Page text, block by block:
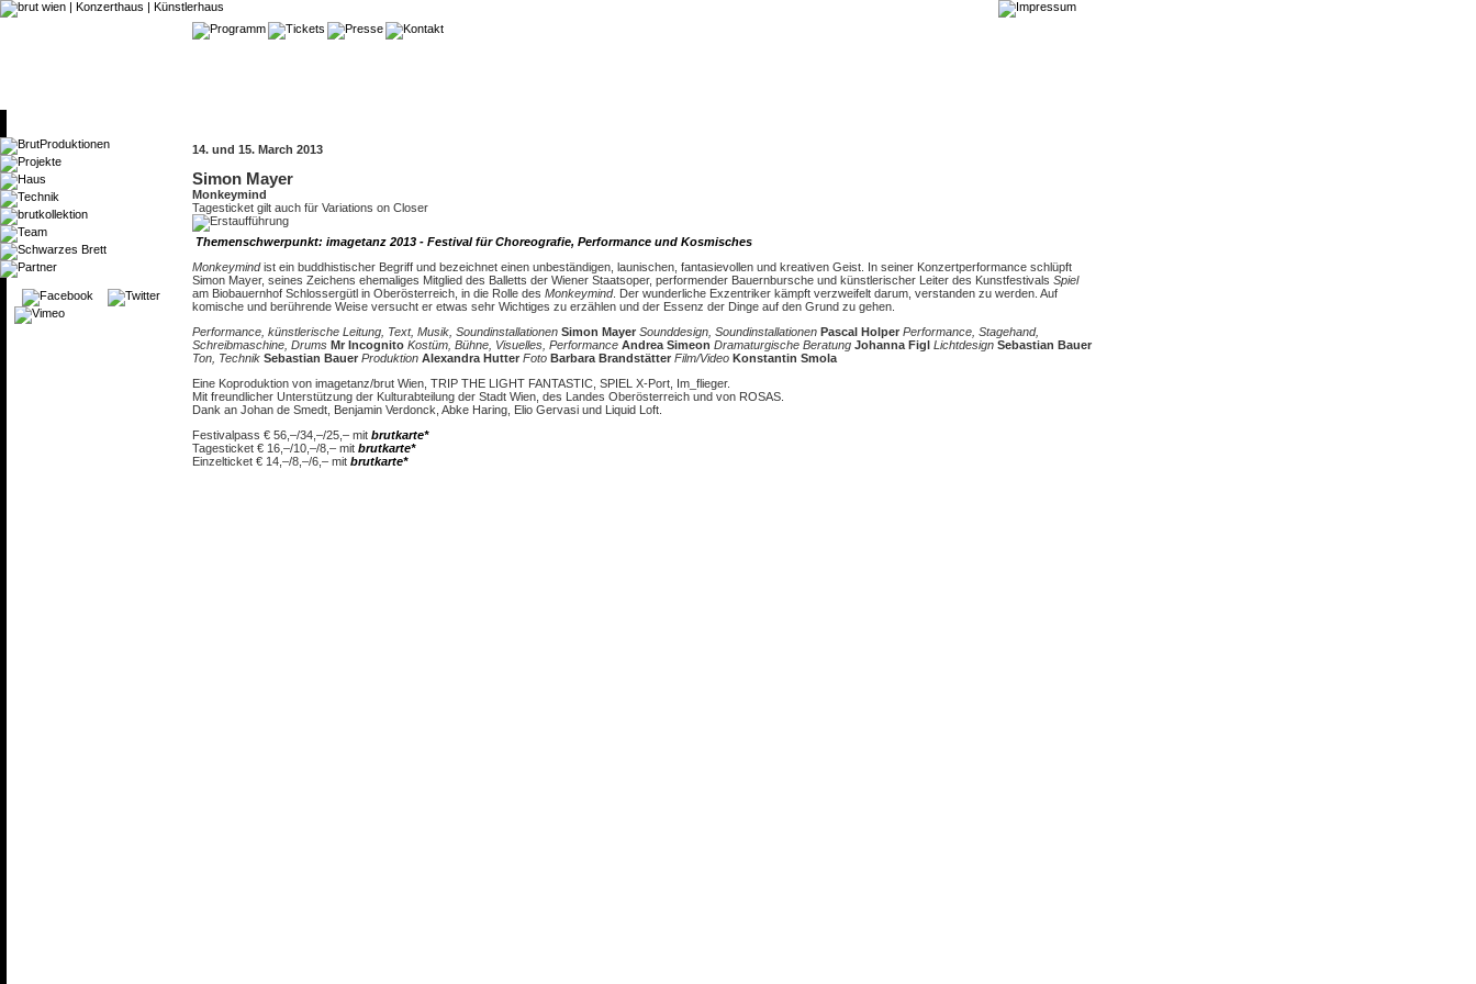
14. und 15. March 2013
Simon Mayer
Monkeymind
Tagesticket gilt auch für Variations on Closer
Themenschwerpunkt: imagetanz 2013 - Festival für Choreografie, Performance und Kosmisches
Monkeymindist ein buddhistischer Begriff und bezeichnet einen unbeständigen, launischen, fantasievollen und kreativen Geist. In seiner Konzertperformance schlüpft
Simon Mayer, seines Zeichens ehemaliges Mitglied des Balletts der Wiener Staatsoper, performender Bauernbursche und künstlerischer Leiter des Kunstfestivals Spiel
am Biobauernhof Schlossergütl in Oberösterreich, in die Rolle des Monkeymind. Der wunderliche Exzentriker kämpft verzweifelt darum, verstanden zu werden. Auf
komische und berührende Weise versucht er etwas sehr Wichtiges zu erzählen und der Essenz der Dinge auf den Grund zu gehen.
Performance, künstlerische Leitung, Text, Musik, Soundinstallationen Simon Mayer Sounddesign, Soundinstallationen Pascal Holper Performance, Stagehand,
Schreibmaschine, Drums Mr Incognito Kostüm, Bühne, Visuelles, Performance Andrea Simeon Dramaturgische Beratung Johanna Figl Lichtdesign Sebastian Bauer
Ton, Technik Sebastian Bauer Produktion Alexandra Hutter Foto Barbara Brandstätter Film/Video Konstantin Smola
Eine Koproduktion von imagetanz/brut Wien, TRIP THE LIGHT FANTASTIC, SPIEL X-Port, Im_flieger.
Mit freundlicher Unterstützung der Kulturabteilung der Stadt Wien, des Landes Oberösterreich und von ROSAS.
Dank an Johan de Smedt, Benjamin Verdonck, Abke Haring, Elio Gervasi und Liquid Loft.
Festivalpass € 56,–/34,–/25,– mit brutkarte*
Tagesticket € 16,–/10,–/8,– mit brutkarte*
Einzelticket € 14,–/8,–/6,– mit brutkarte*